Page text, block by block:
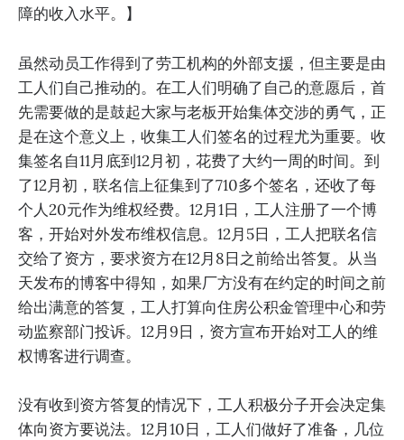
障的收入水平。】
虽然动员工作得到了劳工机构的外部支援，但主要是由
工人们自己推动的。在工人们明确了自己的意愿后，首
先需要做的是鼓起大家与老板开始集体交涉的勇气，正
是在这个意义上，收集工人们签名的过程尤为重要。收
集签名自11月底到12月初，花费了大约一周的时间。到
了12月初，联名信上征集到了710多个签名，还收了每
个人20元作为维权经费。12月1日，工人注册了一个博
客，开始对外发布维权信息。12月5日，工人把联名信
交给了资方，要求资方在12月8日之前给出答复。从当
天发布的博客中得知，如果厂方没有在约定的时间之前
给出满意的答复，工人打算向住房公积金管理中心和劳
动监察部门投诉。12月9日，资方宣布开始对工人的维
权博客进行调查。
没有收到资方答复的情况下，工人积极分子开会决定集
体向资方要说法。12月10日，工人们做好了准备，几位